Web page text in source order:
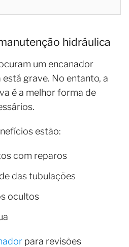
hidráulica
um encanador
grave. No entanto, a
é a melhor forma de
estão:
com reparos
das tubulações
ocultos
para revisões